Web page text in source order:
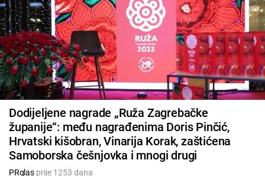
Dodijeljene nagrade „Ruža Zagrebačke
županije“: među nagrađenima Doris Pinčić,
Hrvatski kišobran, Vinarija Korak, zaštićena
Samoborska češnjovka i mnogi drugi
PRglasprije 1253 dana